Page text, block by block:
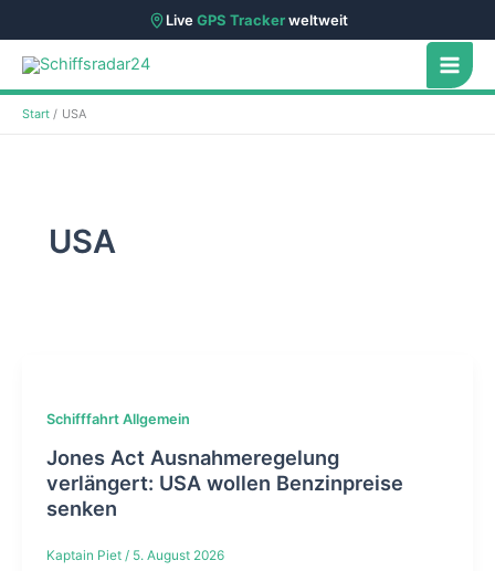
LiveGPS Trackerweltweit
Zum
Inhalt
springen
Start USA
USA
Schifffahrt Allgemein
Jones Act Ausnahmeregelung
verlängert: USA wollen Benzinpreise
senken
Kaptain Piet / 5. August 2026